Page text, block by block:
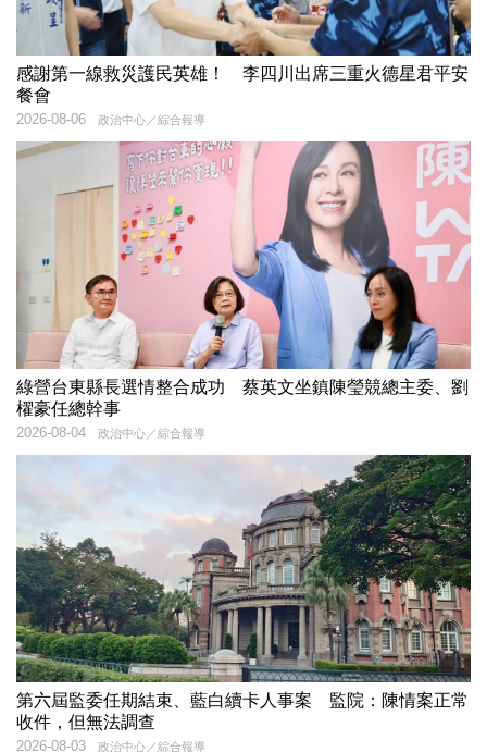
感謝第一線救災護民英雄！ 李四川出席三重火德星君平安
餐會
政治中心／綜合報導
2026-08-06
綠營台東縣長選情整合成功 蔡英文坐鎮陳瑩競總主委、劉
櫂豪任總幹事
政治中心／綜合報導
2026-08-04
第六屆監委任期結束、藍白續卡人事案 監院：陳情案正常
收件，但無法調查
政治中心／綜合報導
2026-08-03